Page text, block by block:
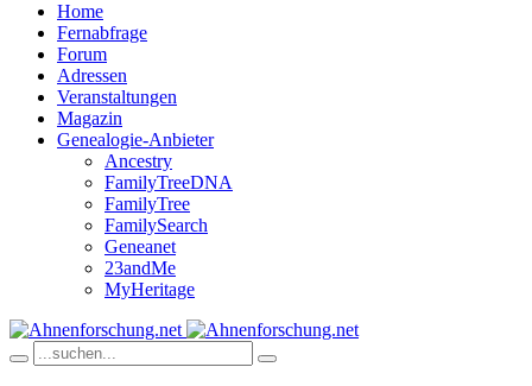
Home
Fernabfrage
Forum
Adressen
Veranstaltungen
Magazin
Genealogie-Anbieter
Ancestry
FamilyTreeDNA
FamilyTree
FamilySearch
Geneanet
23andMe
MyHeritage